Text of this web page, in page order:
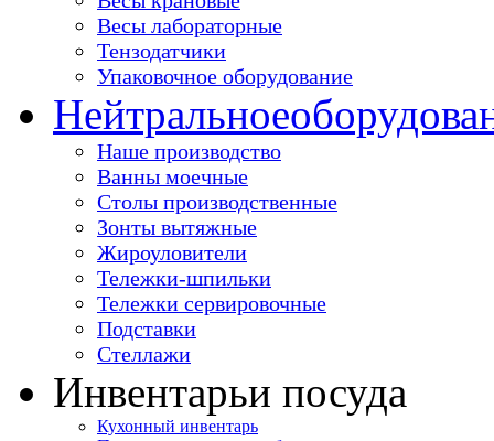
Весы лабораторные
Тензодатчики
Упаковочное оборудование
Нейтральное
Наше производство
Ванны моечные
Столы производственные
Зонты вытяжные
Жироуловители
Тележки-шпильки
Тележки сервировочные
Подставки
Стеллажи
Инвентарьи посуда
Кухонный инвентарь